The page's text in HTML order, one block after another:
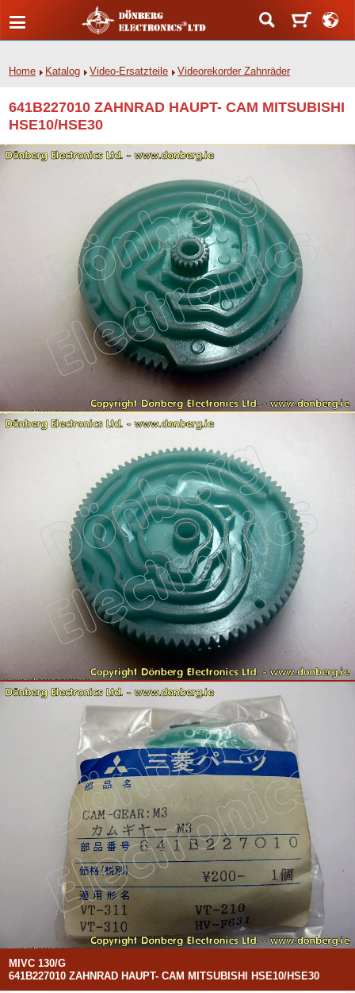
Home Katalog Video-Ersatzteile Videorekorder Zahnräder
641B227010 ZAHNRAD HAUPT- CAM MITSUBISHI
HSE10/HSE30
MIVC 130/G
641B227010 ZAHNRAD HAUPT- CAM MITSUBISHI HSE10/HSE30